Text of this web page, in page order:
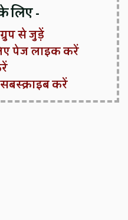
लिए -
से जुड़ें
पेज लाइक करें
करें